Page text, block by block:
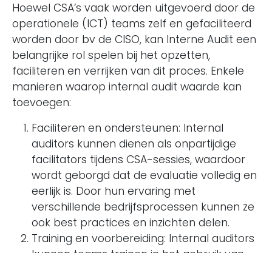
Hoewel CSA’s vaak worden uitgevoerd door de
operationele (ICT) teams zelf en gefaciliteerd
worden door bv de CISO, kan Interne Audit een
belangrijke rol spelen bij het opzetten,
faciliteren en verrijken van dit proces. Enkele
manieren waarop internal audit waarde kan
toevoegen:
Faciliteren en ondersteunen: Internal
auditors kunnen dienen als onpartijdige
facilitators tijdens CSA-sessies, waardoor
wordt geborgd dat de evaluatie volledig en
eerlijk is. Door hun ervaring met
verschillende bedrijfsprocessen kunnen ze
ook best practices en inzichten delen.
Training en voorbereiding: Internal auditors